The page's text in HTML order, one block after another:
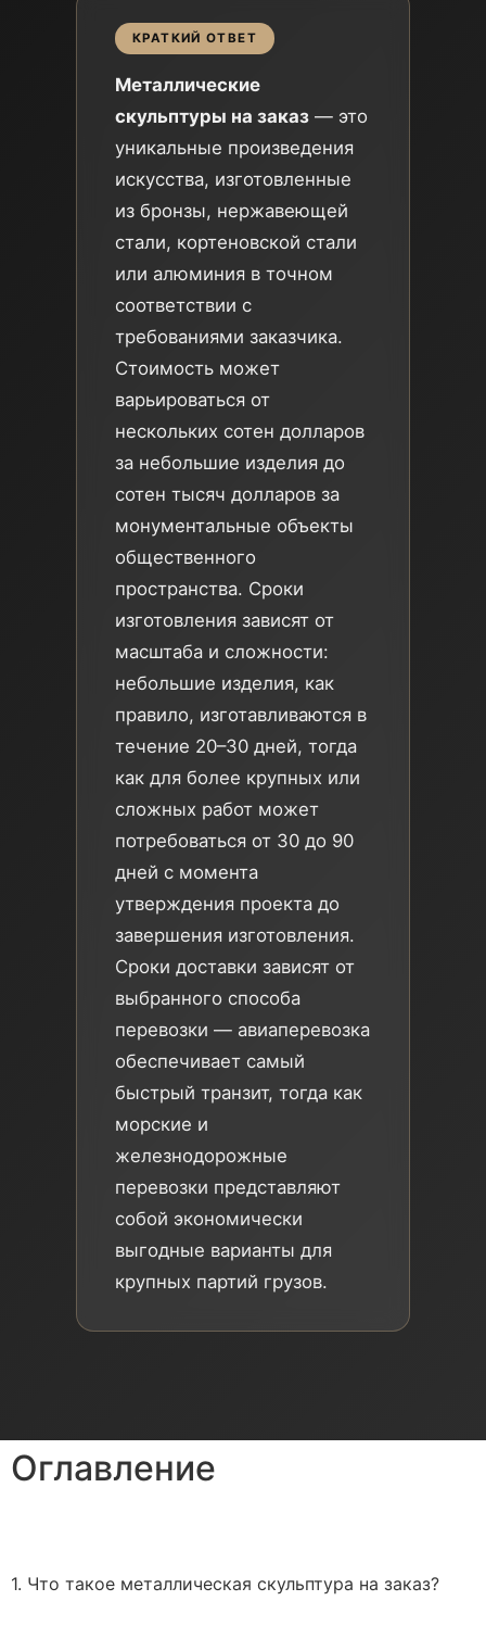
КРАТКИЙ ОТВЕТ
Металлические
скульптуры на заказ — это
уникальные произведения
искусства, изготовленные
из бронзы, нержавеющей
стали, кортеновской стали
или алюминия в точном
соответствии с
требованиями заказчика.
Стоимость может
варьироваться от
нескольких сотен долларов
за небольшие изделия до
сотен тысяч долларов за
монументальные объекты
общественного
пространства. Сроки
изготовления зависят от
масштаба и сложности:
небольшие изделия, как
правило, изготавливаются в
течение 20–30 дней, тогда
как для более крупных или
сложных работ может
потребоваться от 30 до 90
дней с момента
утверждения проекта до
завершения изготовления.
Сроки доставки зависят от
выбранного способа
перевозки — авиаперевозка
обеспечивает самый
быстрый транзит, тогда как
морские и
железнодорожные
перевозки представляют
собой экономически
выгодные варианты для
крупных партий грузов.
Оглавление
1. Что такое металлическая скульптура на заказ?